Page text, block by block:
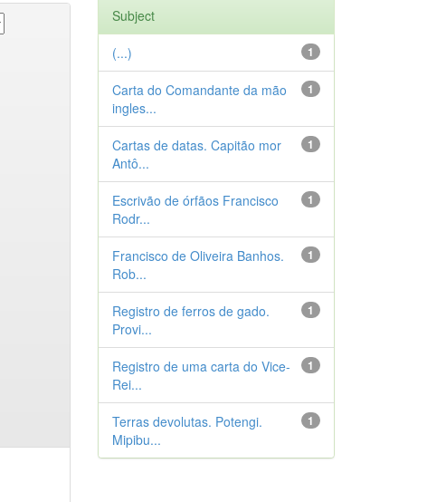
Subject
1
(...)
1
Carta do Comandante da mão
ingles...
1
Cartas de datas. Capitão mor
Antô...
1
Escrivão de órfãos Francisco
Rodr...
1
Francisco de Oliveira Banhos.
Rob...
1
Registro de ferros de gado.
Provi...
1
Registro de uma carta do Vice-
Rei...
1
Terras devolutas. Potengi.
Mipibu...